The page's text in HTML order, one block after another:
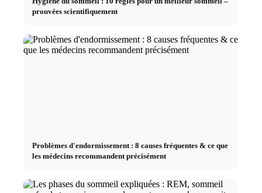
prouvées scientifiquement
Problèmes d'endormissement : 8 causes fréquentes & ce que
les médecins recommandent précisément